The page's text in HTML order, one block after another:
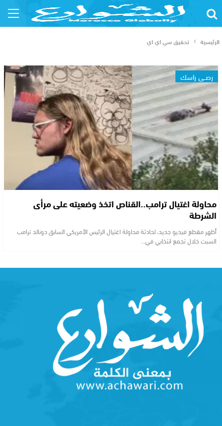
الرئيسية تحقيق سي اي اي
رصــي راسك
محاولة اغتيال ترامب..القناص اتخذ وضعيته على مرأى
الشرطة
أظهر مقطع فيديو جديد، لحادثة محاولة اغتيال الرئيس الأمريكي السابق دونالد ترامب
السبت خلال تجمع انتخابي في…